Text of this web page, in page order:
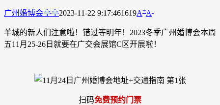
广州婚博会亭亭2023-11-22 9:17:461619A+A-
羊城的新人们注意啦！错过等明年！2023冬季广州婚博会本周
五11月25-26日就要在广交会展馆C区开展啦！
扫码免费预约门票